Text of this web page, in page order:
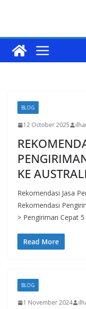
BLOG
12 October 2025
KE
Rekomendasi Jasa
Rekomendasi
> Pengiriman Cepat
Read More
BLOG
1 November 2024